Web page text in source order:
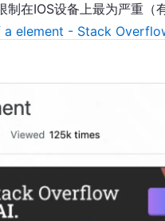
在IOS设备上最为严重（
element - Stack